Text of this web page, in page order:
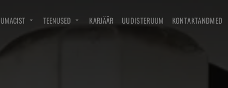
TEENUSED KARJÄÄR UUDISTERUUM KONTAKTANDMED